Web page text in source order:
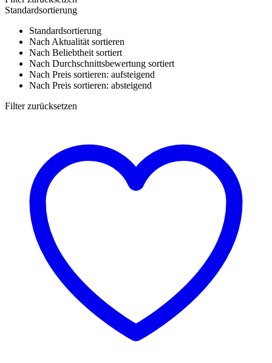
Standardsortierung
Standardsortierung
Nach Aktualität sortieren
Nach Beliebtheit sortiert
Nach Durchschnittsbewertung sortiert
Nach Preis sortieren: aufsteigend
Nach Preis sortieren: absteigend
Filter zurücksetzen